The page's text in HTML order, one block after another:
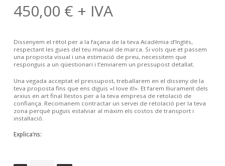
450,00 € + IVA
Dissenyem el rètol per a la façana de la teva Acadèmia d’Inglés,
respectant les guies del teu manual de marca. Si vols que et passem
una proposta visual i una estimació de preu, necessitem que
responguis a un qüestionari i t’enviarem un pressupost detallat.
Una vegada acceptat el pressupost, treballarem en el disseny de la
teva proposta fins que ens diguis «I love it!». Et farem lliurament dels
arxius en art final llestos per a la teva empresa de retolació de
confiança. Recomanem contractar un servei de retolació per la teva
zona perquè puguis estalviar al màxim els costos de transport i
instal·lació.
Explica’ns: